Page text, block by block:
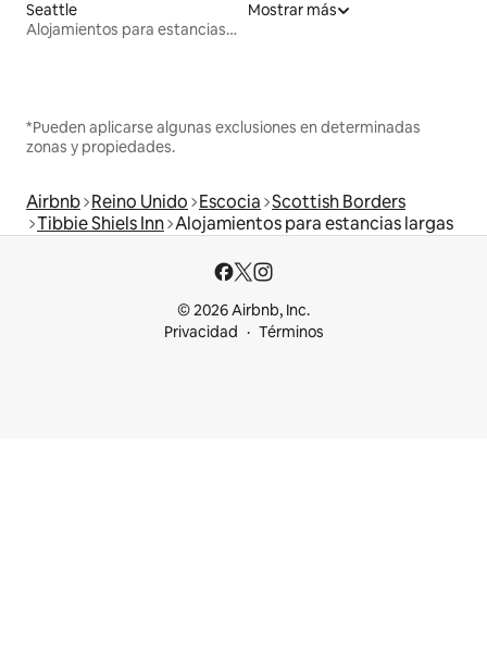
Seattle
Alojamientos para estancias largas
Mostrar más
*Pueden aplicarse algunas exclusiones en determinadas
zonas y propiedades.
Airbnb Reino Unido Escocia Scottish Borders
Tibbie Shiels Inn Alojamientos para estancias largas
© 2026 Airbnb, Inc.
Privacidad
Términos